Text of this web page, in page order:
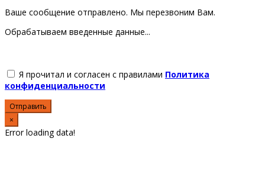
Ваше сообщение отправлено. Мы перезвоним Вам.
Обрабатываем введенные данные...
Я прочитал и согласен с правилами Политика
конфиденциальности
Отправить
×
Error loading data!